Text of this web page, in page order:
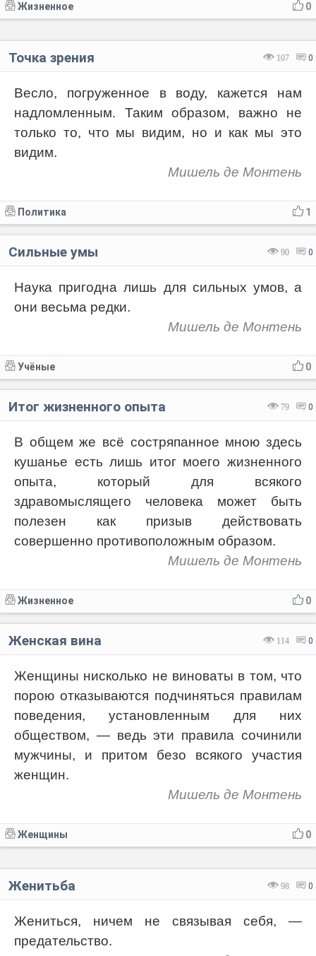
0
Жизненное
107 0
Точка зрения
Весло, погруженное в воду, кажется нам
надломленным. Таким образом, важно не
только то, что мы видим, но и как мы это
видим.
Мишель де Монтень
1
Политика
90 0
Сильные умы
Наука пригодна лишь для сильных умов, а
они весьма редки.
Мишель де Монтень
0
Учёные
79 0
Итог жизненного опыта
В общем же всё состряпанное мною здесь
кушанье есть лишь итог моего жизненного
опыта, который для всякого
здравомыслящего человека может быть
полезен как призыв действовать
совершенно противоположным образом.
Мишель де Монтень
0
Жизненное
114 0
Женская вина
Женщины нисколько не виноваты в том, что
порою отказываются подчиняться правилам
поведения, установленным для них
обществом, — ведь эти правила сочинили
мужчины, и притом безо всякого участия
женщин.
Мишель де Монтень
0
Женщины
98 0
Женитьба
Жениться, ничем не связывая себя, —
предательство.